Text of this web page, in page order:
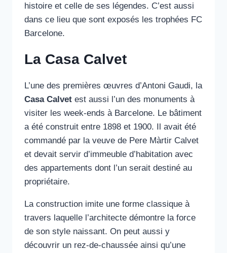
histoire et celle de ses légendes. C’est aussi
dans ce lieu que sont exposés les trophées FC
Barcelone.
La Casa Calvet
L’une des premières œuvres d’Antoni Gaudi, la
Casa Calvet est aussi l’un des monuments à
visiter les week-ends à Barcelone. Le bâtiment
a été construit entre 1898 et 1900. Il avait été
commandé par la veuve de Pere Màrtir Calvet
et devait servir d’immeuble d’habitation avec
des appartements dont l’un serait destiné au
propriétaire.
La construction imite une forme classique à
travers laquelle l’architecte démontre la force
de son style naissant. On peut aussi y
découvrir un rez-de-chaussée ainsi qu’une